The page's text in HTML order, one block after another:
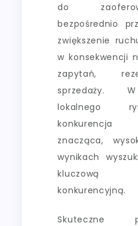
do
bezpośrednio
zwiększenie
w konsekwencji
zapytań,
sprzedaży.
lokalnego
znacząca,
wynikach
kluczową
konkurencyjną.
Skuteczne